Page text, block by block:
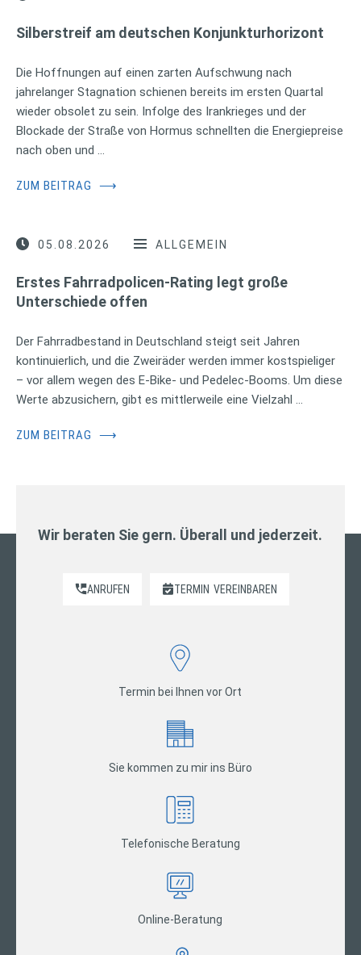
Silberstreif am deutschen Konjunkturhorizont
Die Hoffnungen auf einen zarten Aufschwung nach
jahrelanger Stagnation schienen bereits im ersten Quartal
wieder obsolet zu sein. Infolge des Irankrieges und der
Blockade der Straße von Hormus schnellten die Energiepreise
nach oben und …
ZUM BEITRAG ⟶
05.08.2026 ALLGEMEIN
Erstes Fahrradpolicen-Rating legt große
Unterschiede offen
Der Fahrradbestand in Deutschland steigt seit Jahren
kontinuierlich, und die Zweiräder werden immer kostspieliger
– vor allem wegen des E-Bike- und Pedelec-Booms. Um diese
Werte abzusichern, gibt es mittlerweile eine Vielzahl …
ZUM BEITRAG ⟶
Wir beraten Sie gern. Überall und jederzeit.
ANRUFEN TERMIN VEREINBAREN
Termin bei Ihnen vor Ort
Sie kommen zu mir ins Büro
Telefonische Beratung
Online-Beratung